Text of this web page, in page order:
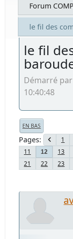
Forum
le fil des
le fil
Démarré
10:40:48
EN BAS
Pages 1
11
12 13
21
22 23